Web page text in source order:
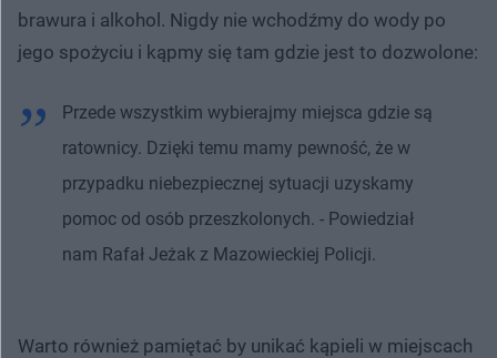
brawura i alkohol. Nigdy nie wchodźmy do wody po
jego spożyciu i kąpmy się tam gdzie jest to dozwolone:
Przede wszystkim wybierajmy miejsca gdzie są
ratownicy. Dzięki temu mamy pewność, że w
przypadku niebezpiecznej sytuacji uzyskamy
pomoc od osób przeszkolonych. - Powiedział
nam Rafał Jeżak z Mazowieckiej Policji.
Warto również pamiętać by unikać kąpieli w miejscach